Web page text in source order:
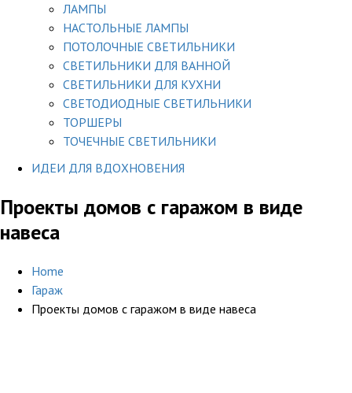
ЛАМПЫ
НАСТОЛЬНЫЕ ЛАМПЫ
ПОТОЛОЧНЫЕ СВЕТИЛЬНИКИ
СВЕТИЛЬНИКИ ДЛЯ ВАННОЙ
СВЕТИЛЬНИКИ ДЛЯ КУХНИ
СВЕТОДИОДНЫЕ СВЕТИЛЬНИКИ
ТОРШЕРЫ
ТОЧЕЧНЫЕ СВЕТИЛЬНИКИ
ИДЕИ ДЛЯ ВДОХНОВЕНИЯ
Проекты домов с гаражом в виде
навеса
Home
Гараж
Проекты домов с гаражом в виде навеса